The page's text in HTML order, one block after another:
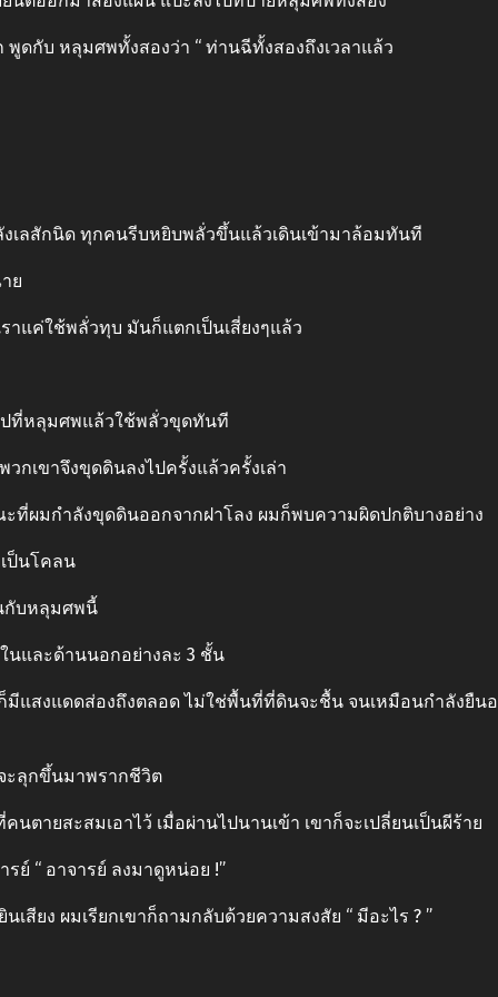
ดกับ หลุมศพทั้งสองว่า “ ท่านฉีทั้งสองถึงเวลาแล้ว
เลสักนิด ทุกคนรีบหยิบพลั่วขึ้นแล้วเดินเข้ามาล้อมทันที
ย
แค่ใช้พลั่วทุบ มันก็แตกเป็นเสี่ยงๆแล้ว
ปที่หลุมศพแล้วใช้พลั่วขุดทันที
เขาจึงขุดดินลงไปครั้งแล้วครั้งเล่า
ที่ผมกําลังขุดดินออกจากฝาโลง ผมก็พบความผิดปกติบางอย่าง
ป็นโคลน
กับหลุมศพนี้
นและด้านนอกอย่างละ 3 ชั้น
แสงแดดส่องถึงตลอด ไม่ใช่พื้นที่ที่ดินจะชื้น จนเหมือนกําลังยื
ะลุกขึ้นมาพรากชีวิต
ตายสะสมเอาไว้ เมื่อผ่านไปนานเข้า เขาก็จะเปลี่ยนเป็นผีร้าย
ย์ “ อาจารย์ ลงมาดูหน่อย !”
เสียง ผมเรียกเขาก็ถามกลับด้วยความสงสัย “ มีอะไร ? ”